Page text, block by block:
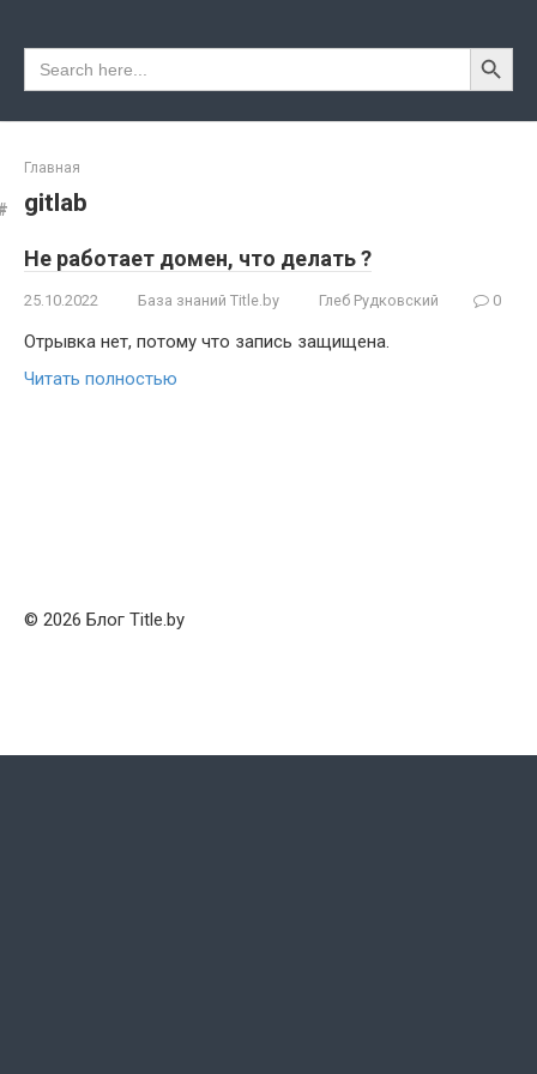
контенту
Search
for:
Search Button
Главная
gitlab
Не работает домен, что делать ?
25.10.2022 База знаний Title.by Глеб Рудковский 0
Отрывка нет, потому что запись защищена.
Читать полностью
© 2026 Блог Title.by